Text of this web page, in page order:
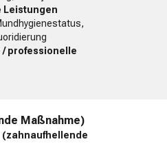
Leistungen
/ professionelle
Maßnahme)